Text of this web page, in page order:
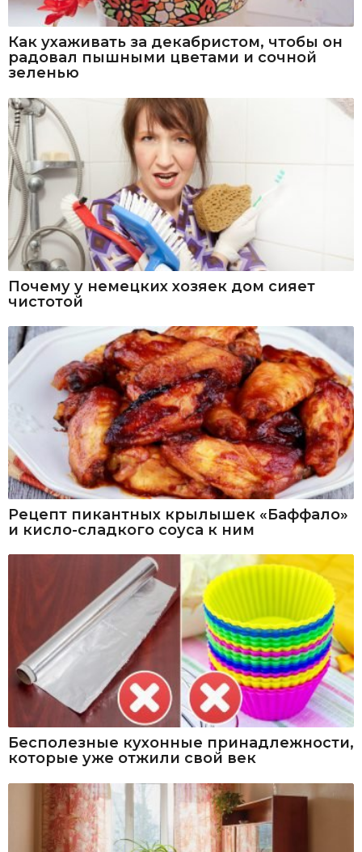
Как ухаживать за декабристом, чтобы он
радовал пышными цветами и сочной
зеленью
Почему у немецких хозяек дом сияет
чистотой
Рецепт пикантных крылышек «Баффало»
и кисло-сладкого соуса к ним
Бесполезные кухонные принадлежности,
которые уже отжили свой век